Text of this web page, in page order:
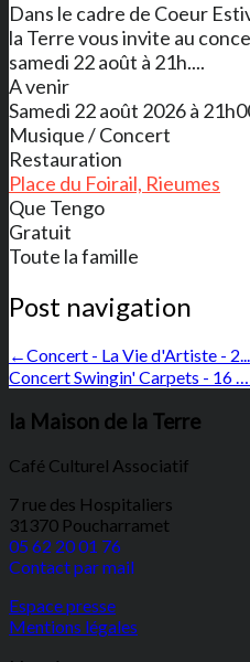
Dans le cadre de Coeur
la Terre vous invite au
samedi 22 août à 21h....
A venir
Samedi 22 août 2026 à
Musique / Concert
Restauration
Place du Foirail, Rieumes
Que Tengo
Gratuit
Toute la famille
Post navigation
←Concert - La Vie d'Artiste - 2...
Concert Swingin' Carpets - 16 …
la Maison de la Terre
Café Culturel Associatif
7 rue des Hospitaliers
31370 Poucharramet
05 62 20 01 76
Contact par mail
Espace presse
Mentions légales